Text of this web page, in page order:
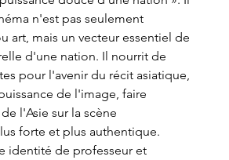
n'est pas seulement
art, mais un vecteur essentiel de
d'une nation. Il nourrit de
pour l'avenir du récit asiatique,
de l'image, faire
l'Asie sur la scène
forte et plus authentique.
identité de professeur et